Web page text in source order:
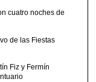
cuatro noches de
de las Fiestas
Fiz y Fermín